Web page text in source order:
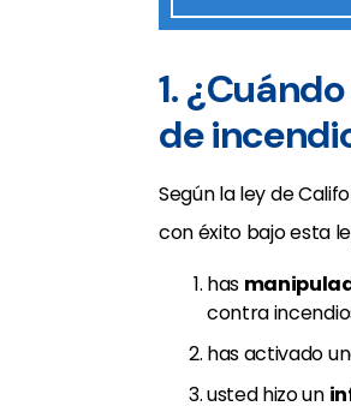
1.
de
Según la ley de
con éxito bajo esta
has
contra
has activado
usted hizo un